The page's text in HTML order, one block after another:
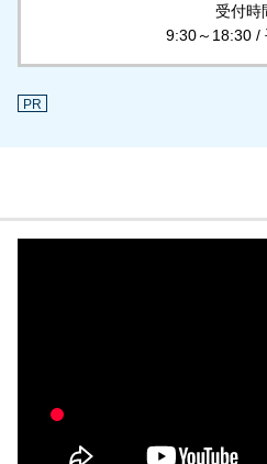
受付時
9:30～18:30 /
PR